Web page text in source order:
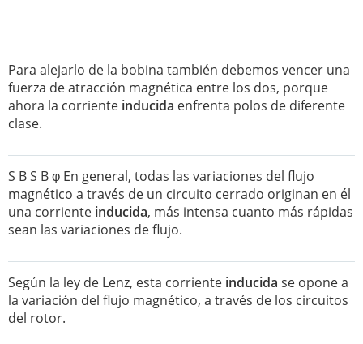
Para alejarlo de la bobina también debemos vencer una
fuerza de atracción magnética entre los dos, porque
ahora la corriente inducida enfrenta polos de diferente
clase.
S B S B φ En general, todas las variaciones del flujo
magnético a través de un circuito cerrado originan en él
una corriente inducida, más intensa cuanto más rápidas
sean las variaciones de flujo.
Según la ley de Lenz, esta corriente inducida se opone a
la variación del flujo magnético, a través de los circuitos
del rotor.